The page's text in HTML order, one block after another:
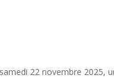
22 novembre 2025,